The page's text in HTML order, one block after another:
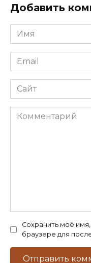
Добавить
Имя
*
Email
*
Сайт
Комментарий
Сохранить моё
браузере для